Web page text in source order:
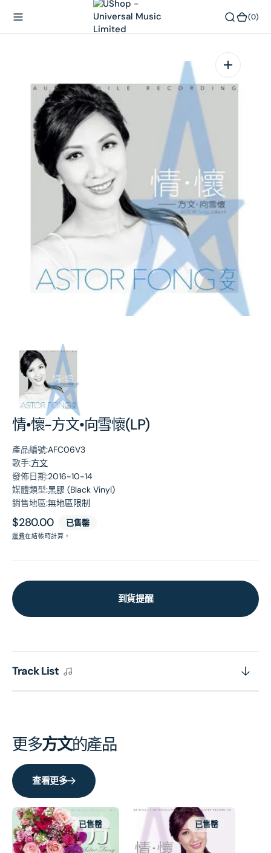
(0)
情•懷-方文•向雪懷(LP)
產品編號:AFC06V3
歌手:方文
發佈日期:2016-10-14
媒體類型:黑膠 (Black Vinyl)
銷售地區:無地區限制
原
價
$280.00 已售罄
運費在結帳時計算。
到貨提醒
Track List
相
簿
中
開
啟
第
張
更多方文的產品
查看更多
已售罄 已售罄